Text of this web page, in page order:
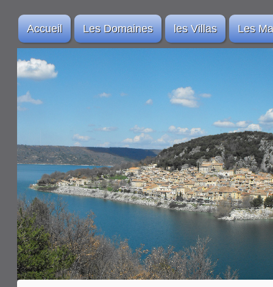
Accueil Les Domaines les Villas Les